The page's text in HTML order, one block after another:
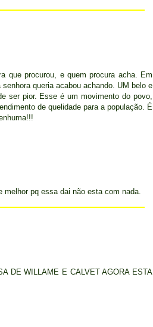
que procurou, e quem procura acha. Em
queria acabou achando. UM belo e
ser pior. Esse é um movimento do povo,
de quelidade para a população. É
melhor pq essa dai não esta com nada.
DE WILLAME E CALVET AGORA ESTA